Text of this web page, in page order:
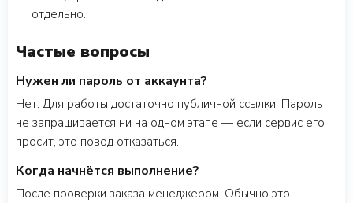
отдельно.
Частые вопросы
Нужен ли пароль от аккаунта?
Нет. Для работы достаточно публичной ссылки. Пароль
не запрашивается ни на одном этапе — если сервис его
просит, это повод отказаться.
Когда начнётся выполнение?
После проверки заказа менеджером. Обычно это